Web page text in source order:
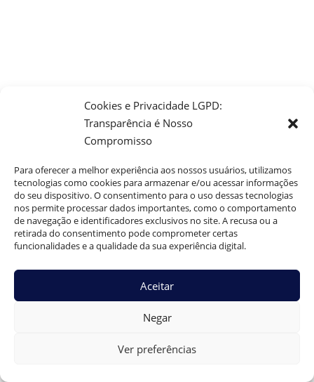
Cookies e Privacidade LGPD:
Transparência é Nosso
Compromisso
Para oferecer a melhor experiência aos nossos usuários, utilizamos
tecnologias como cookies para armazenar e/ou acessar informações
do seu dispositivo. O consentimento para o uso dessas tecnologias
nos permite processar dados importantes, como o comportamento
de navegação e identificadores exclusivos no site. A recusa ou a
retirada do consentimento pode comprometer certas
funcionalidades e a qualidade da sua experiência digital.
Aceitar
Negar
Ver preferências